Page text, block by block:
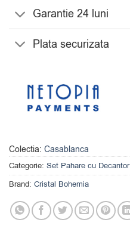
Garantie 24 luni
Plata securizata
Colectia: Casablanca
Categorie: Set Pahare cu Decantor
Brand: Cristal Bohemia